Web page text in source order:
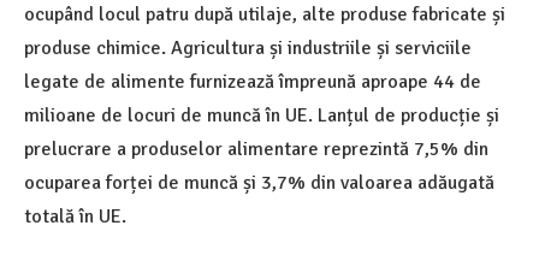
ocupând locul patru după utilaje, alte produse fabricate și
produse chimice. Agricultura și industriile și serviciile
legate de alimente furnizează împreună aproape 44 de
milioane de locuri de muncă în UE. Lanțul de producție și
prelucrare a produselor alimentare reprezintă 7,5% din
ocuparea forței de muncă și 3,7% din valoarea adăugată
totală în UE.